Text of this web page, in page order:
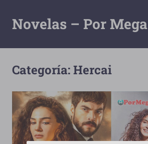
contenido
Novelas – Por Mega
De
Descarga
Mega
Categoría:Hercai